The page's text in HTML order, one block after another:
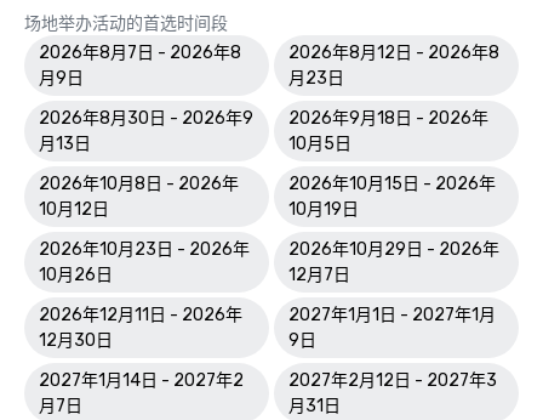
场地举办活动的首选时间段
2026年8月7日 - 2026年8
月9日
2026年8月12日 - 2026年8
月23日
2026年8月30日 - 2026年9
月13日
2026年9月18日 - 2026年
10月5日
2026年10月8日 - 2026年
10月12日
2026年10月15日 - 2026年
10月19日
2026年10月23日 - 2026年
10月26日
2026年10月29日 - 2026年
12月7日
2026年12月11日 - 2026年
12月30日
2027年1月1日 - 2027年1月
9日
2027年1月14日 - 2027年2
月7日
2027年2月12日 - 2027年3
月31日